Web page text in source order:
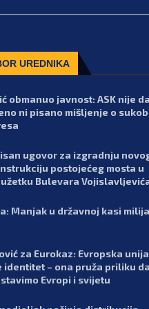
UREDNIKA
obmanuo javnost: ASK nije
ni pisano mišljenje o
ugovor za izgradnju
postojećeg mosta u
Bulevara
Manjak u državnoj kasi
za Eurokaz: Evropska
identitet – ona pruža priliku
Evropi i svijetu